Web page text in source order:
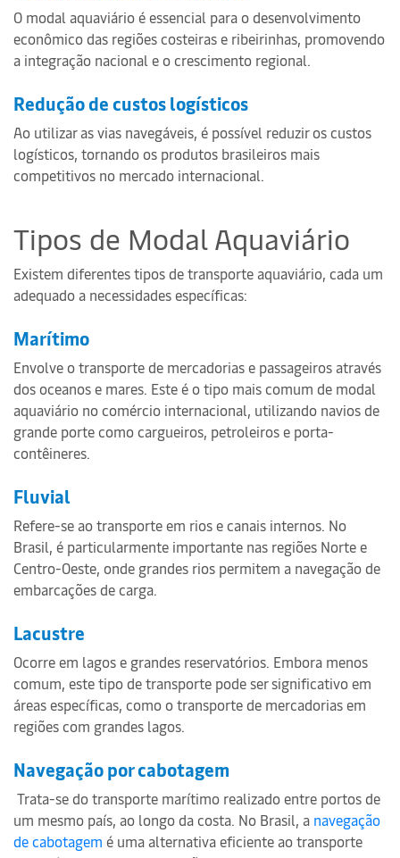
O modal aquaviário é essencial para o desenvolvimento
econômico das regiões costeiras e ribeirinhas, promovendo
a integração nacional e o crescimento regional.
Redução de custos logísticos
Ao utilizar as vias navegáveis, é possível reduzir os custos
logísticos, tornando os produtos brasileiros mais
competitivos no mercado internacional.
Tipos de Modal Aquaviário
Existem diferentes tipos de transporte aquaviário, cada um
adequado a necessidades específicas:
Marítimo
Envolve o transporte de mercadorias e passageiros através
dos oceanos e mares. Este é o tipo mais comum de modal
aquaviário no comércio internacional, utilizando navios de
grande porte como cargueiros, petroleiros e porta-
contêineres.
Fluvial
Refere-se ao transporte em rios e canais internos. No
Brasil, é particularmente importante nas regiões Norte e
Centro-Oeste, onde grandes rios permitem a navegação de
embarcações de carga.
Lacustre
Ocorre em lagos e grandes reservatórios. Embora menos
comum, este tipo de transporte pode ser significativo em
áreas específicas, como o transporte de mercadorias em
regiões com grandes lagos.
Navegação por cabotagem
Trata-se do transporte marítimo realizado entre portos de
um mesmo país, ao longo da costa. No Brasil, a navegação
de cabotagem é uma alternativa eficiente ao transporte